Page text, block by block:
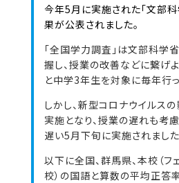
今年5月に実施された「文部
果が公表されました。
「全国学力調査」は文部科学
握し、授業の改善などに繋げ
と中学3年生を対象に毎年行っ
しかし、新型コロナウイルス
実施となり、授業の遅れも考
遅い5月下旬に実施されました
以下に全国、群馬県、本校（
校）の国語と算数の平均正答